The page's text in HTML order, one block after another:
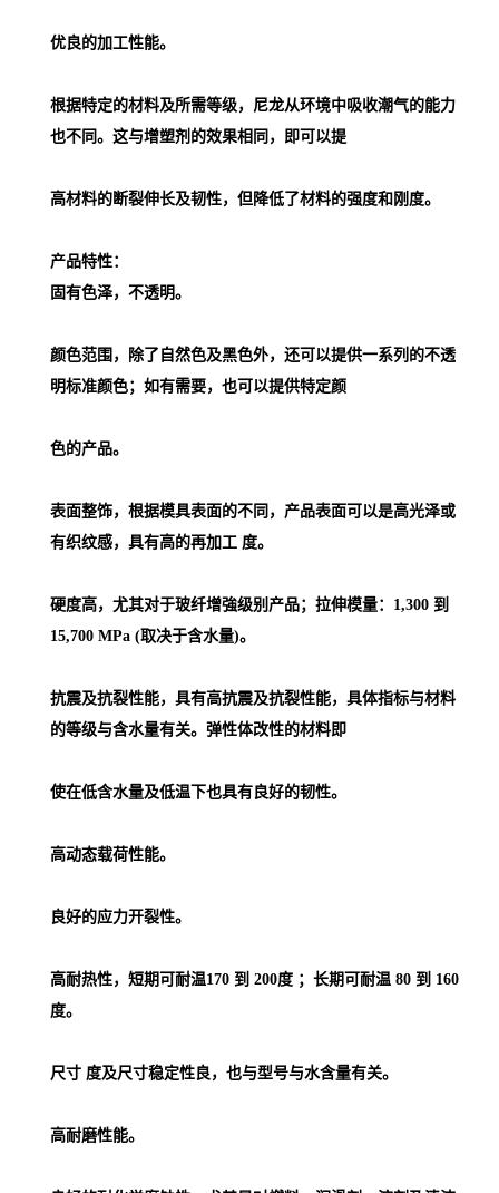
优良的加工性能。
根据特定的材料及所需等级，尼龙从环境中吸收潮气的能力
也不同。这与增塑剂的效果相同，即可以提
高材料的断裂伸长及韧性，但降低了材料的强度和刚度。
产品特性：
固有色泽，不透明。
颜色范围，除了自然色及黑色外，还可以提供一系列的不透
明标准颜色；如有需要，也可以提供特定颜
色的产品。
表面整饰，根据模具表面的不同，产品表面可以是高光泽或
有织纹感，具有高的再加工 度。
硬度高，尤其对于玻纤增強级别产品；拉伸模量：1,300 到
15,700 MPa (取决于含水量)。
抗震及抗裂性能，具有高抗震及抗裂性能，具体指标与材料
的等级与含水量有关。弹性体改性的材料即
使在低含水量及低温下也具有良好的韧性。
高动态载荷性能。
良好的应力开裂性。
高耐热性，短期可耐温170 到 200度 ；长期可耐温 80 到 160
度。
尺寸 度及尺寸稳定性良，也与型号与水含量有关。
高耐磨性能。